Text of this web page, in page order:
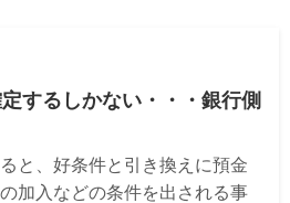
するしかない・・・銀行側
と、好条件と引き換えに預金
加入などの条件を出される事